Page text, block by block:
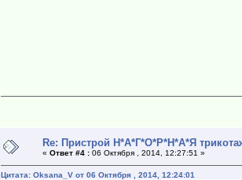
Re: Пристрой Н*А*Г*О*Р*Н*А*Я
« Ответ #4 :06 Октября , 2014, 12:27:51 »
Цитата: Oksana_V от 06 Октября , 2014, 12:24:01